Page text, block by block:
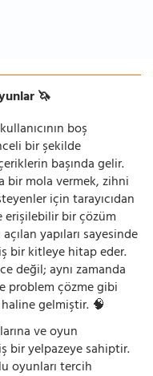
🦄
boş
bir şekilde
başında gelir.
bir mola vermek, zihni
için tarayıcıdan
bir çözüm
yapıları sayesinde
bir kitleye hitap eder.
değil; aynı zamanda
problem çözme gibi
gelmiştir. 🧠
ve oyun
bir yelpazeye sahiptir.
oyunları tercih